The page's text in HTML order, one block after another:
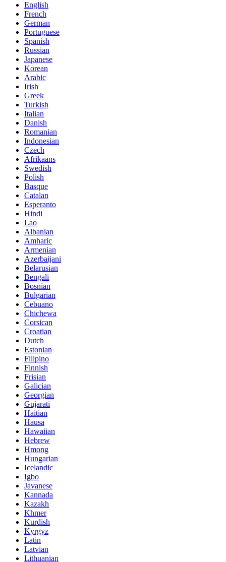
English
French
German
Portuguese
Spanish
Russian
Japanese
Korean
Arabic
Irish
Greek
Turkish
Italian
Danish
Romanian
Indonesian
Czech
Afrikaans
Swedish
Polish
Basque
Catalan
Esperanto
Hindi
Lao
Albanian
Amharic
Armenian
Azerbaijani
Belarusian
Bengali
Bosnian
Bulgarian
Cebuano
Chichewa
Corsican
Croatian
Dutch
Estonian
Filipino
Finnish
Frisian
Galician
Georgian
Gujarati
Haitian
Hausa
Hawaiian
Hebrew
Hmong
Hungarian
Icelandic
Igbo
Javanese
Kannada
Kazakh
Khmer
Kurdish
Kyrgyz
Latin
Latvian
Lithuanian